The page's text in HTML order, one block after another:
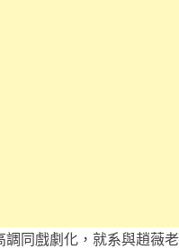
調同戲劇化，就系與趙薇